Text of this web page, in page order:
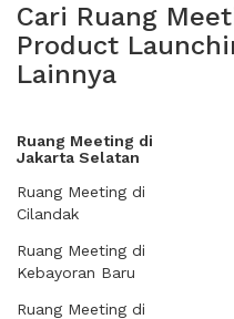
Cari Ruang
Product
Lainnya
Ruang Meeting di
Jakarta Selatan
Ruang Meeting di
Cilandak
Ruang Meeting di
Kebayoran Baru
Ruang Meeting di